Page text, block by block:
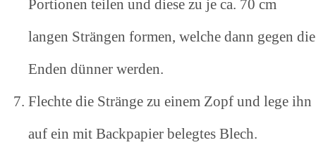
Portionen teilen und diese zu je ca. 70 cm
langen Strängen formen, welche dann gegen die
Enden dünner werden.
Flechte die Stränge zu einem Zopf und lege ihn
auf ein mit Backpapier belegtes Blech.